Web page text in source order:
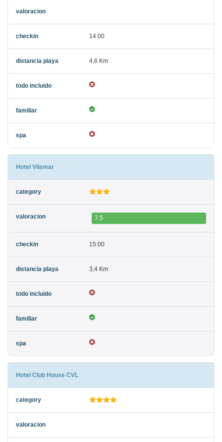
14:00
4,6 Km
Hotel Vilamar
7.5
15:00
3,4 Km
Hotel Club House CVL